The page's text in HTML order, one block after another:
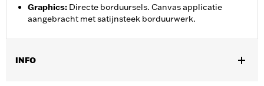
Graphics: Directe borduursels. Canvas applicatie
aangebracht met satijnsteek borduurwerk.
INFO